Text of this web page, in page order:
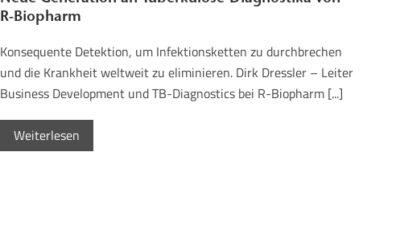
R-Biopharm
Konsequente Detektion, um Infektionsketten zu durchbrechen
und die Krankheit weltweit zu eliminieren. Dirk Dressler – Leiter
Business Development und TB-Diagnostics bei R-Biopharm [...]
Weiterlesen